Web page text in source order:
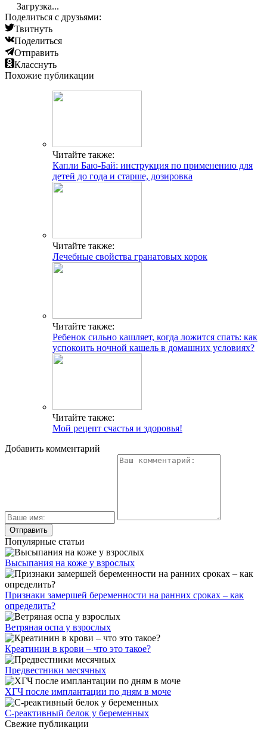
Загрузка...
Поделиться с друзьями:
Твитнуть
Поделиться
Отправить
Класснуть
Похожие публикации
Читайте также:
Капли Баю-Бай: инструкция по применению для
детей до года и старше, дозировка
Читайте также:
Лечебные свойства гранатовых корок
Читайте также:
Ребенок сильно кашляет, когда ложится спать: как
успокоить ночной кашель в домашних условиях?
Читайте также:
Мой рецепт счастья и здоровья!
Добавить комментарий
Популярные статьи
Высыпания на коже у взрослых
Признаки замершей беременности на ранних сроках – как
определить?
Ветряная оспа у взрослых
Креатинин в крови – что это такое?
Предвестники месячных
ХГЧ после имплантации по дням в моче
С-реактивный белок у беременных
Свежие публикации